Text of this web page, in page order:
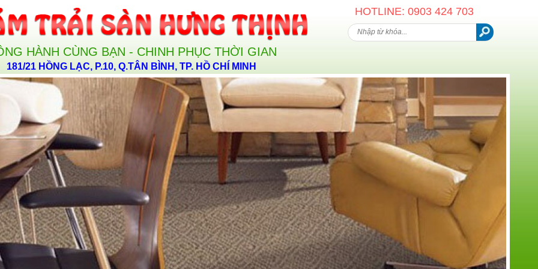
HÀNH CÙNG BẠN - CHINH PHỤC THỜI GIAN
181/21 HỒNG LẠC, P.10, Q.TÂN BÌNH, TP. HỒ CHÍ MINH
HOTLINE: 0903 424 703